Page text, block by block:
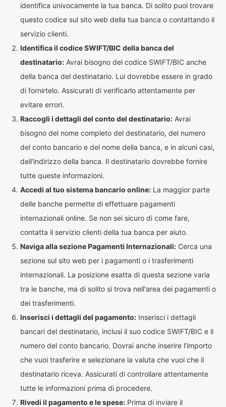
identifica univocamente la tua banca. Di solito puoi trovare
questo codice sul sito web della tua banca o contattando il
servizio clienti.
Identifica il codice SWIFT/BIC della banca del
destinatario: Avrai bisogno del codice SWIFT/BIC anche
della banca del destinatario. Lui dovrebbe essere in grado
di fornirtelo. Assicurati di verificarlo attentamente per
evitare errori.
Raccogli i dettagli del conto del destinatario: Avrai
bisogno del nome completo del destinatario, del numero
del conto bancario e del nome della banca, e in alcuni casi,
dell'indirizzo della banca. Il destinatario dovrebbe fornire
tutte queste informazioni.
Accedi al tuo sistema bancario online: La maggior parte
delle banche permette di effettuare pagamenti
internazionali online. Se non sei sicuro di come fare,
contatta il servizio clienti della tua banca per aiuto.
Naviga alla sezione Pagamenti Internazionali: Cerca una
sezione sul sito web per i pagamenti o i trasferimenti
internazionali. La posizione esatta di questa sezione varia
tra le banche, ma di solito si trova nell'area dei pagamenti o
dei trasferimenti.
Inserisci i dettagli del pagamento: Inserisci i dettagli
bancari del destinatario, inclusi il suo codice SWIFT/BIC e il
numero del conto bancario. Dovrai anche inserire l'importo
che vuoi trasferire e selezionare la valuta che vuoi che il
destinatario riceva. Assicurati di controllare attentamente
tutte le informazioni prima di procedere.
Rivedi il pagamento e le spese: Prima di inviare il